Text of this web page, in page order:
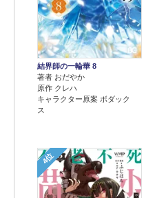
結界師の一輪華 8
著者 おだやか
原作 クレハ
キャラクター原案 ボダック
ス
4位